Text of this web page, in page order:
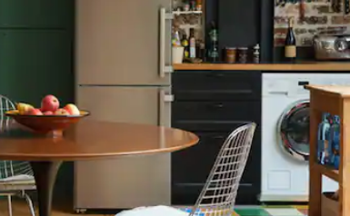
vya juu na chini au uchunguze kwa kugusa au